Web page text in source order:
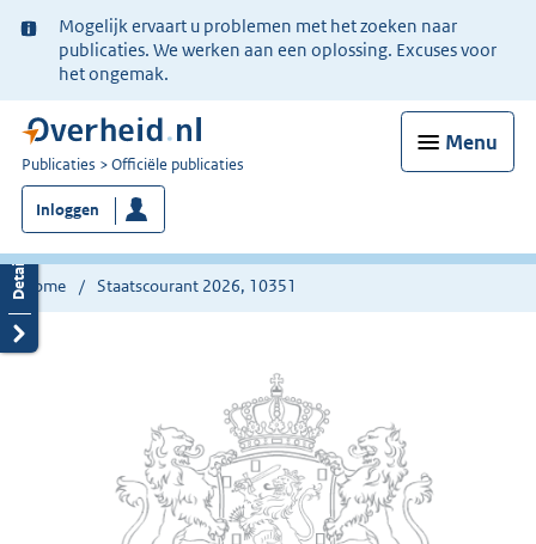
Ter
informatie:
Mogelijk ervaart u problemen met het zoeken naar
publicaties. We werken aan een oplossing. Excuses voor
het ongemak.
Menu
U
bent
nu
hier:
Publicaties Officiële publicaties
Inloggen
Home Staatscourant 2026, 10351